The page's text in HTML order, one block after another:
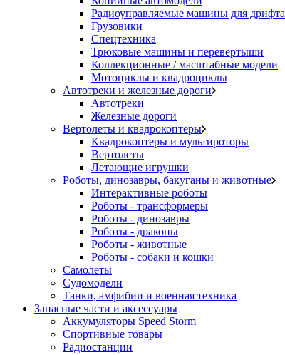
Радиоуправляемые машины для дрифта
Грузовики
Спецтехника
Трюковые машины и перевертыши
Коллекционные / масштабные модели
Мотоциклы и квадроциклы
Автотреки и железные дороги
Автотреки
Железные дороги
Вертолеты и квадрокоптеры
Квадрокоптеры и мультироторы
Вертолеты
Летающие игрушки
Роботы, динозавры, бакуганы и животные
Интерактивные роботы
Роботы - трансформеры
Роботы - динозавры
Роботы - драконы
Роботы - животные
Роботы - собаки и кошки
Самолеты
Судомодели
Танки, амфибии и военная техника
Запасные части и аксессуары
Аккумуляторы Speed Storm
Спортивные товары
Радиостанции